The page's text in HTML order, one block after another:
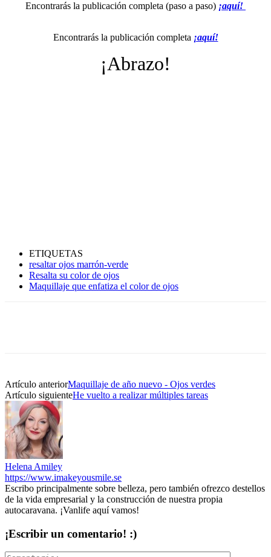
Encontrarás la publicación completa (paso a paso) ¡aquí!
Encontrarás la publicación completa ¡aquí!
¡Abrazo!
ETIQUETAS
resaltar ojos marrón-verde
Resalta su color de ojos
Maquillaje que enfatiza el color de ojos
Artículo anteriorMaquillaje de año nuevo - Ojos verdes
Artículo siguienteHe vuelto a realizar múltiples tareas
Helena Amiley
https://www.imakeyousmile.se
Escribo principalmente sobre belleza, pero también ofrezco destellos
de la vida empresarial y la construcción de nuestra propia
autocaravana. ¡Vanlife aquí vamos!
¡Escribir un comentario! :)